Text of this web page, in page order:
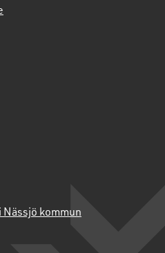
kommun